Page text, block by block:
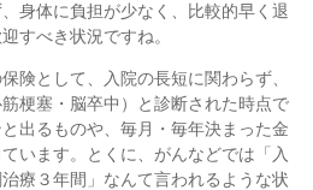
身体に負担が少なく、比較的早く退
すべき状況ですね。
険として、入院の長短に関わらず、
梗塞・脳卒中）と診断された時点で
出るものや、毎月・毎年決まった金
います。とくに、がんなどでは「入
療３年間」なんて言われるような状